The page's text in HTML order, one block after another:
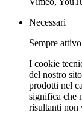
Necessari
Sempre attivo
I cookie
del nostro
prodotti nel
significa che
risultanti non